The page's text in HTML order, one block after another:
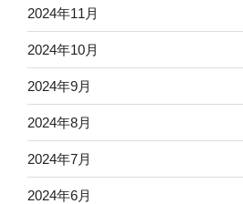
2024年11月
2024年10月
2024年9月
2024年8月
2024年7月
2024年6月